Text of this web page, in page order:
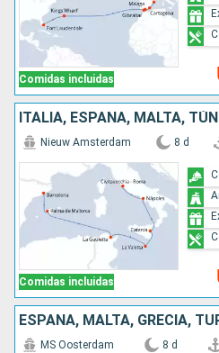
Comidas incluidas
ITALIA, ESPAÑA, MALTA,
Comidas incluidas
Nieuw Amsterdam 8 d
ESPAÑA, MALTA, GRECIA,
MS Oosterdam 8 d